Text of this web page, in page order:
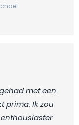
met een
prima. Ik zou